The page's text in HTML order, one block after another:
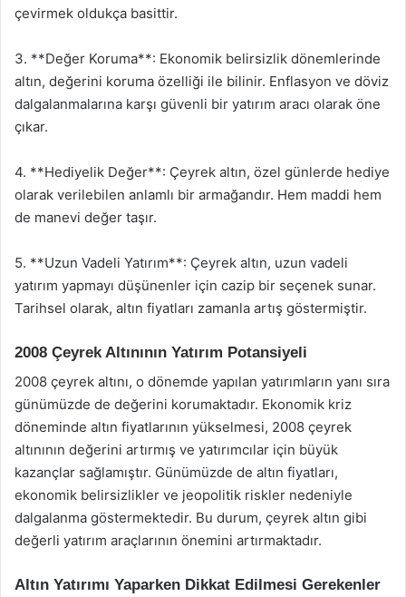
çevirmek oldukça basittir.
3. **Değer Koruma**: Ekonomik belirsizlik dönemlerinde
altın, değerini koruma özelliği ile bilinir. Enflasyon ve döviz
dalgalanmalarına karşı güvenli bir yatırım aracı olarak öne
çıkar.
4. **Hediyelik Değer**: Çeyrek altın, özel günlerde hediye
olarak verilebilen anlamlı bir armağandır. Hem maddi hem
de manevi değer taşır.
5. **Uzun Vadeli Yatırım**: Çeyrek altın, uzun vadeli
yatırım yapmayı düşünenler için cazip bir seçenek sunar.
Tarihsel olarak, altın fiyatları zamanla artış göstermiştir.
2008 Çeyrek Altınının Yatırım Potansiyeli
2008 çeyrek altını, o dönemde yapılan yatırımların yanı sıra
günümüzde de değerini korumaktadır. Ekonomik kriz
döneminde altın fiyatlarının yükselmesi, 2008 çeyrek
altınının değerini artırmış ve yatırımcılar için büyük
kazançlar sağlamıştır. Günümüzde de altın fiyatları,
ekonomik belirsizlikler ve jeopolitik riskler nedeniyle
dalgalanma göstermektedir. Bu durum, çeyrek altın gibi
değerli yatırım araçlarının önemini artırmaktadır.
Altın Yatırımı Yaparken Dikkat Edilmesi Gerekenler